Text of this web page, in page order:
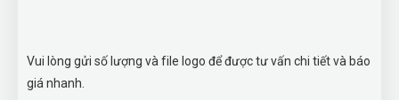
Vui lòng gửi số lượng và file logo để được tư vấn chi tiết và báo
giá nhanh.